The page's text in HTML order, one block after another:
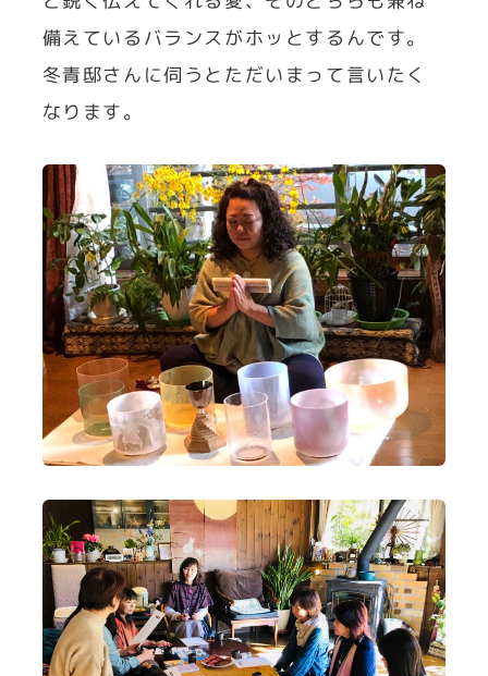
備えているバランスがホッとするんです。
冬青邸さんに伺うとただいまって言いたく
なります。